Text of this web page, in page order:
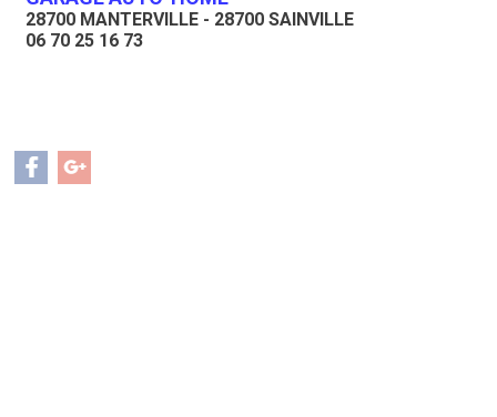
28700 MANTERVILLE - 28700 SAINVILLE
06 70 25 16 73